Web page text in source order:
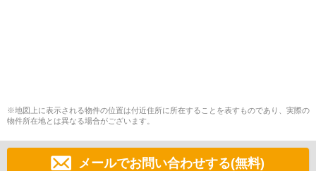
※地図上に表示される物件の位置は付近住所に所在することを表すものであり、実際の
物件所在地とは異なる場合がございます。
メールでお問い合わせする(無料)